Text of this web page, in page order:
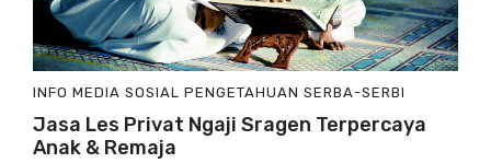
INFO MEDIA SOSIAL PENGETAHUAN SERBA-SERBI
Jasa Les Privat Ngaji Sragen Terpercaya
Anak & Remaja